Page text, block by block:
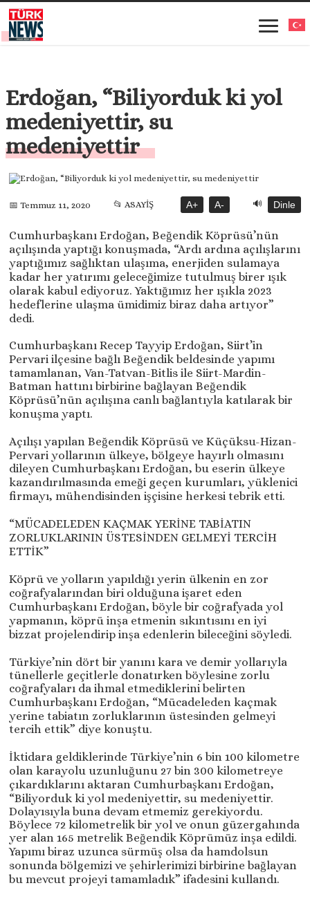
Erdoğan, “Biliyorduk ki yol
medeniyettir, su
medeniyettir
📅 Temmuz 11, 2020 📂 ASAYİŞ A+ A- 🔊 Dinle
Cumhurbaşkanı Erdoğan, Beğendik Köprüsü’nün
açılışında yaptığı konuşmada, “Ardı ardına açılışlarını
yaptığımız sağlıktan ulaşıma, enerjiden sulamaya
kadar her yatırımı geleceğimize tutulmuş birer ışık
olarak kabul ediyoruz. Yaktığımız her ışıkla 2023
hedeflerine ulaşma ümidimiz biraz daha artıyor”
dedi.
Cumhurbaşkanı Recep Tayyip Erdoğan, Siirt’in
Pervari ilçesine bağlı Beğendik beldesinde yapımı
tamamlanan, Van-Tatvan-Bitlis ile Siirt-Mardin-
Batman hattını birbirine bağlayan Beğendik
Köprüsü’nün açılışına canlı bağlantıyla katılarak bir
konuşma yaptı.
Açılışı yapılan Beğendik Köprüsü ve Küçüksu-Hizan-
Pervari yollarının ülkeye, bölgeye hayırlı olmasını
dileyen Cumhurbaşkanı Erdoğan, bu eserin ülkeye
kazandırılmasında emeği geçen kurumları, yüklenici
firmayı, mühendisinden işçisine herkesi tebrik etti.
“MÜCADELEDEN KAÇMAK YERİNE TABİATIN
ZORLUKLARININ ÜSTESİNDEN GELMEYİ TERCİH
ETTİK”
Köprü ve yolların yapıldığı yerin ülkenin en zor
coğrafyalarından biri olduğuna işaret eden
Cumhurbaşkanı Erdoğan, böyle bir coğrafyada yol
yapmanın, köprü inşa etmenin sıkıntısını en iyi
bizzat projelendirip inşa edenlerin bileceğini söyledi.
Türkiye’nin dört bir yanını kara ve demir yollarıyla
tünellerle geçitlerle donatırken böylesine zorlu
coğrafyaları da ihmal etmediklerini belirten
Cumhurbaşkanı Erdoğan, “Mücadeleden kaçmak
yerine tabiatın zorluklarının üstesinden gelmeyi
tercih ettik” diye konuştu.
İktidara geldiklerinde Türkiye’nin 6 bin 100 kilometre
olan karayolu uzunluğunu 27 bin 300 kilometreye
çıkardıklarını aktaran Cumhurbaşkanı Erdoğan,
“Biliyorduk ki yol medeniyettir, su medeniyettir.
Dolayısıyla buna devam etmemiz gerekiyordu.
Böylece 72 kilometrelik bir yol ve onun güzergahında
yer alan 165 metrelik Beğendik Köprümüz inşa edildi.
Yapımı biraz uzunca sürmüş olsa da hamdolsun
sonunda bölgemizi ve şehirlerimizi birbirine bağlayan
bu mevcut projeyi tamamladık” ifadesini kullandı.